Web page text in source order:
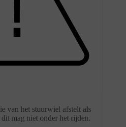
van het stuurwiel afstelt als
dit mag niet onder het rijden.